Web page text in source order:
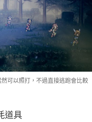
可以照打，不過直接逃跑會比較
道具